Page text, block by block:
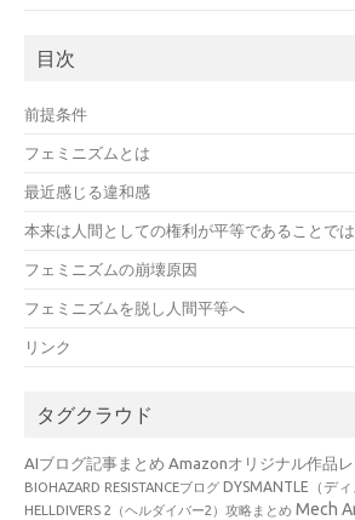
目次
前提条件
フェミニズムとは
最近感じる違和感
本来は人間としての権利が平等であることでは
フェミニズムの崩壊原因
フェミニズムを脱し人間平等へ
リンク
タグクラウド
AIブログ記事まとめ Amazonオリジナル作品
BIOHAZARD RESISTANCEブログ DYSMANTLE（デ
HELLDIVERS 2（ヘルダイバー2）攻略まとめ Mech